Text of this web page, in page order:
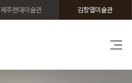
제주현대미술관 김창열미술관